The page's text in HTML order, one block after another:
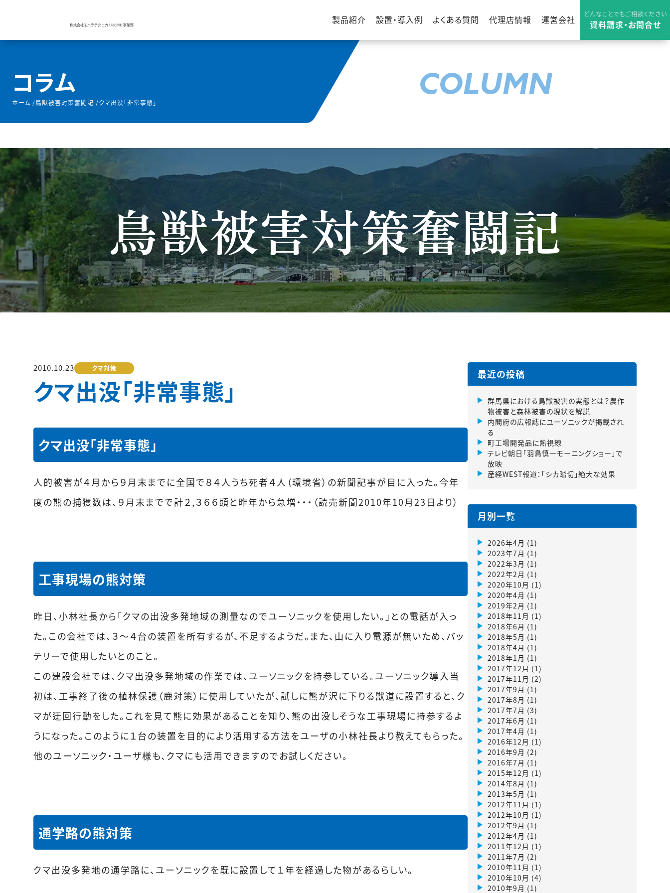
製品紹介 設置・導入例 よくある質問 代理店情報 運営会社 どんなことでもご相談ください
資料請求・お問合せ
コラム
ホーム /鳥獣被害対策奮闘記 /クマ出没「非常事態」
COLUMN
鳥獣被害対策奮闘記
2010.10.23 クマ対策
クマ出没「非常事態」
クマ出没「非常事態」
人的被害が４月から９月末までに全国で８４人うち死者４人（環境省）の新聞記事が目に入った。今年
度の熊の捕獲数は、９月末までで計２,３６６頭と昨年から急増・・・（読売新聞2010年10月23日より）
工事現場の熊対策
昨日、小林社長から「クマの出没多発地域の測量なのでユーソニックを使用したい。」との電話が入っ
た。この会社では、３～４台の装置を所有するが、不足するようだ。また、山に入り電源が無いため、バッ
テリーで使用したいとのこと。
この建設会社では、クマ出没多発地域の作業では、ユーソニックを持参している。ユーソニック導入当
初は､工事終了後の植林保護（鹿対策）に使用していたが､試しに熊が沢に下りる獣道に設置すると、ク
マが迂回行動をした。これを見て熊に効果があることを知り、熊の出没しそうな工事現場に持参するよ
うになった。このように１台の装置を目的により活用する方法をユーザの小林社長より教えてもらった。
他のユーソニック・ユーザ様も、クマにも活用できますのでお試しください。
通学路の熊対策
クマ出没多発地の通学路に、ユーソニックを既に設置して１年を経過した物があるらしい。
最近の投稿
群馬県における鳥獣被害の実態とは？農作
物被害と森林被害の現状を解説
内閣府の広報誌にユーソニックが掲載され
る
町工場開発品に熱視線
テレビ朝日「羽鳥慎一モーニングショー」で
放映
産経WEST報道：「シカ踏切」絶大な効果
月別一覧
2026年4月 (1)
2023年7月 (1)
2022年3月 (1)
2022年2月 (1)
2020年10月 (1)
2020年4月 (1)
2019年2月 (1)
2018年11月 (1)
2018年6月 (1)
2018年5月 (1)
2018年4月 (1)
2018年1月 (1)
2017年12月 (1)
2017年11月 (2)
2017年9月 (1)
2017年8月 (1)
2017年7月 (3)
2017年6月 (1)
2017年4月 (1)
2016年12月 (1)
2016年9月 (2)
2016年7月 (1)
2015年12月 (1)
2014年8月 (1)
2013年5月 (1)
2012年11月 (1)
2012年10月 (1)
2012年9月 (1)
2012年4月 (1)
2011年12月 (1)
2011年7月 (2)
2010年11月 (1)
2010年10月 (4)
2010年9月 (1)